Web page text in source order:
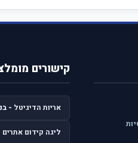
קישורים
אריות הדיגיטל -
ליגה קידום אתרים